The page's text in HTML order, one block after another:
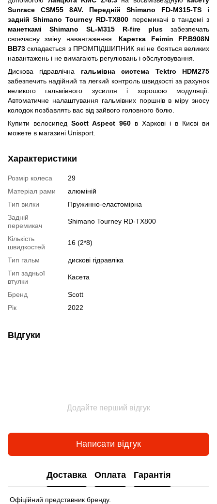
Sunrace CSM55 8AV. Передній Shimano FD-M315-TS і
задній Shimano Tourney RD-TX800 перемикачі в тандемі з
манеткамі Shimano SL-M315 R-fire plus забезпечать
своєчасну зміну навантаження. Каретка Feimin FP.B908N
BB73складається з ПРОМПІДШИПНИК які не бояться великих
навантажень і не вимагають регулювань і обслуговування.
Дискова гідравлічна гальмівна система Tektro HDM275
забезпечить надійний та легкий контроль швидкості за рахунок
великого гальмівного зусилля і хорошою модуляції.
Автоматичне налаштування гальмівних поршнів в міру зносу
колодок позбавлять вас від зайвого головного болю.
Купити велосипед Scott Aspect 960 в Харкові і в Києві ви
можете в магазині Unisport.
Характеристики
Розмір колеса
29
Матеріал рами
алюміній
Тип вилки
Пружинно-еластомірна
Задній
перемикач
Shimano Tourney RD-TX800
Кількість
швидкостей
16 (2*8)
Тип гальм
дискові гідравліка
Тип задньої
втулки
Касета
Бренд
Scott
Рік
2022
Відгуки
Додайте перший відгук
Написати відгук
Доставка Оплата Гарантія
Офіційний представник бренду.